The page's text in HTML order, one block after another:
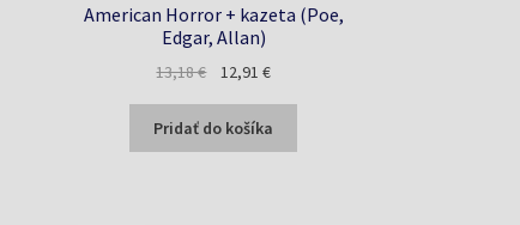
American Horror + kazeta (Poe,
Edgar, Allan)
13,18€
Pôvodná
bola:
13,18 €.
12,91€Aktuálna
je:
12,91 €.
Pridať do košíka